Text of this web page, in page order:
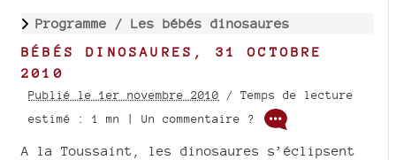
Programme / Les bébés dinosaures
BÉBÉS DINOSAURES, 31 OCTOBRE
2010
Publié le 1er novembre 2010 / Temps de lecture
estimé : 1 mn | Un commentaire ?
A la Toussaint, les dinosaures s’éclipsent